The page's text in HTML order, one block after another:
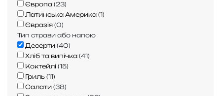
Європа (23)
Латинська Америка (1)
Євразія (0)
Тип страви або напою
Десерти (40)
Хліб та випічка (41)
Коктейлі (15)
Гриль (11)
Салати (38)